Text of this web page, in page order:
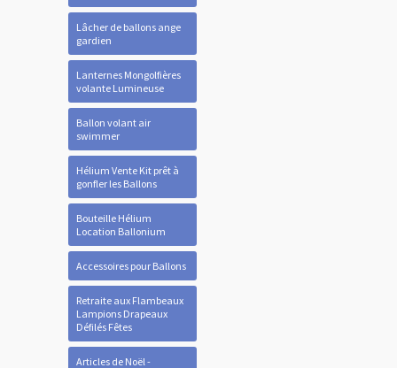
Lâcher de ballons ange
gardien
Lanternes Mongolfières
volante Lumineuse
Ballon volant air
swimmer
Hélium Vente Kit prêt à
gonfler les Ballons
Bouteille Hélium
Location Ballonium
Accessoires pour Ballons
Retraite aux Flambeaux
Lampions Drapeaux
Défilés Fêtes
Articles de Noël -